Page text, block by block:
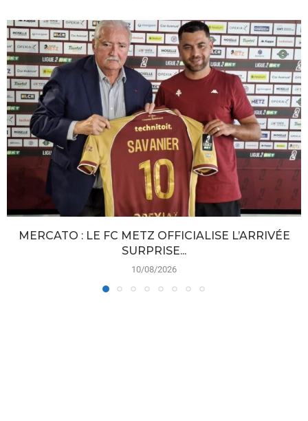
MERCATO : LE FC METZ OFFICIALISE L’ARRIVÉE
SURPRISE...
10/08/2026